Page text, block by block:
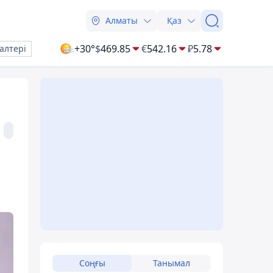
Алматы Қаз
+30°$469.85 €542.16 ₽5.78
Соңғы Танымал